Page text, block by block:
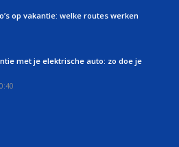
op vakantie: welke routes werken
met je elektrische auto: zo doe je